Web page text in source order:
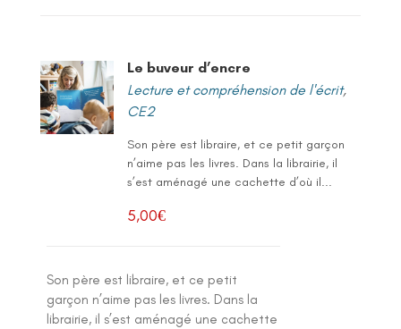
Le buveur d’encre
Lecture et compréhension de l'écrit,
CE2
Son père est libraire, et ce petit garçon
n’aime pas les livres. Dans la librairie, il
s’est aménagé une cachette d’où il...
5,00€
Son père est libraire, et ce petit
garçon n’aime pas les livres. Dans la
librairie, il s’est aménagé une cachette